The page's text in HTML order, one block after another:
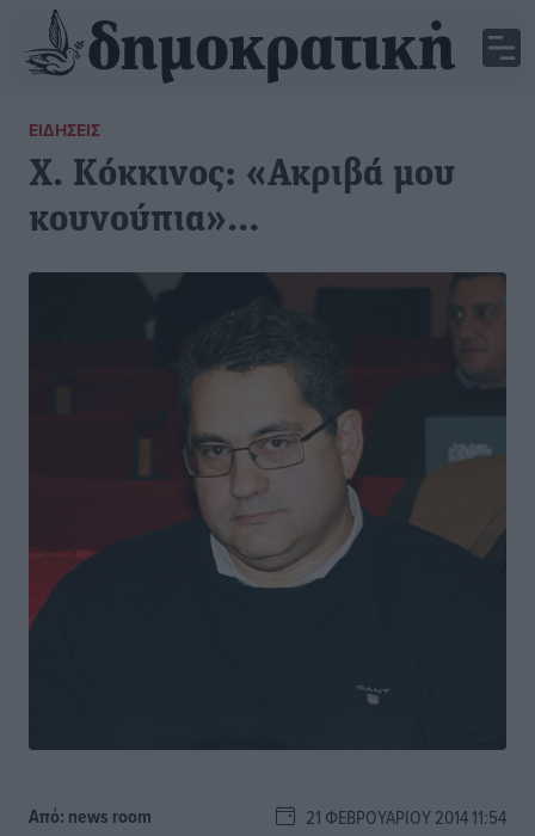
ΕΙΔΉΣΕΙΣ
Χ. Κόκκινος: «Ακριβά μου
κουνούπια»…
Από: news room 21 ΦΕΒΡΟΥΑΡΊΟΥ 2014 11:54